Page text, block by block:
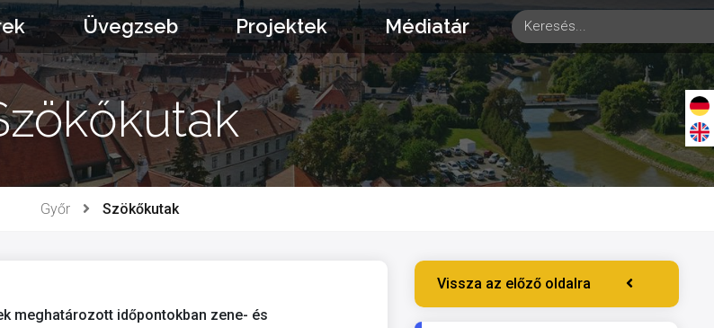
Üvegzseb Projektek Médiatár
Győr Szökőkutak
meghatározott időpontokban zene- és
Vissza az előző oldalra